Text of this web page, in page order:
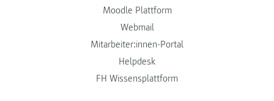
Moodle Plattform
Webmail
Mitarbeiter:innen-Portal
Helpdesk
FH Wissensplattform